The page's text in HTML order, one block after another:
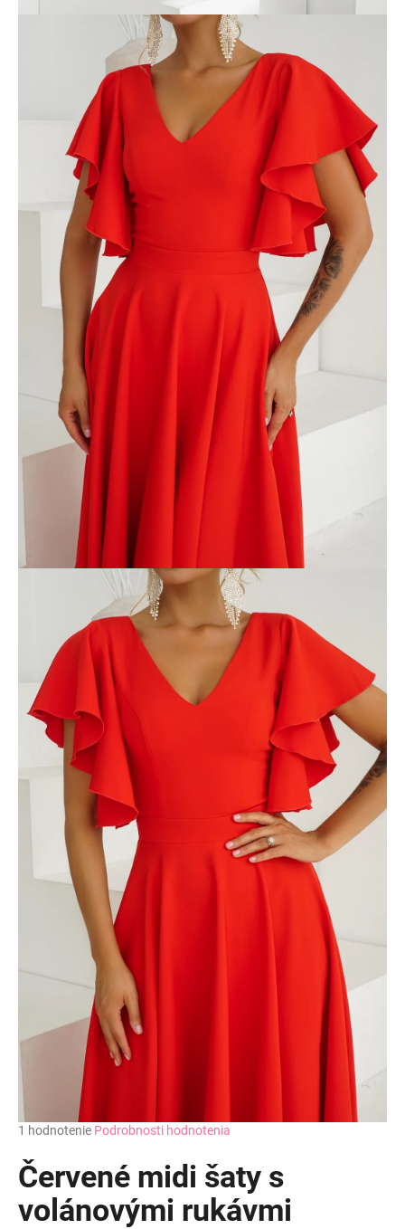
Priemerné
produktu
je
z
1 hodnotenie Podrobnosti hodnotenia
Červené midi šaty s
volánovými rukávmi